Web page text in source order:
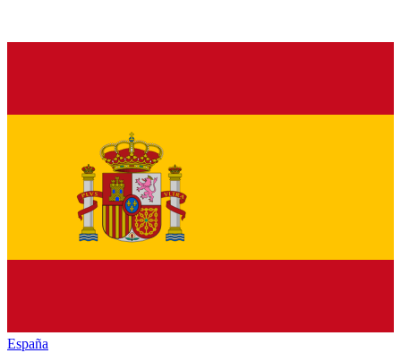
España